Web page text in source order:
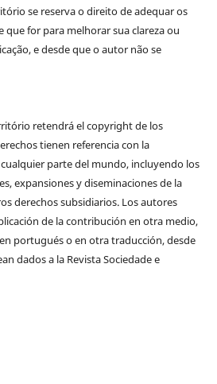
se reserva o direito de adequar os
for para melhorar sua clareza ou
e desde que o autor não se
retendrá el copyright de los
tienen referencia con la
parte del mundo, incluyendo los
expansiones y diseminaciones de la
derechos subsidiarios. Los autores
de la contribución en otra medio,
portugués o en otra traducción, desde
dados a la Revista Sociedade e